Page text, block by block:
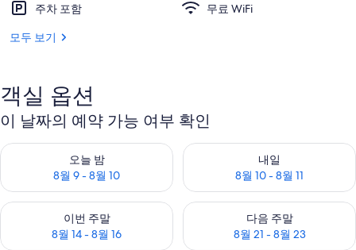
주차 포함
무료 WiFi
모두 보기
객실 옵션
이 날짜의 예약 가능 여부 확인
오늘 밤
8월 9 - 8월 10
오늘 밤 예약 가능 여부 확인, 8월 9 - 8월 10
내일
8월 10 - 8월 11
내일 예약 가능 여부 확인, 8월
이번 주말
8월 14 - 8월 16
이번 주말 예약 가능 여부 확인, 8월 14 - 8월 16
다음 주말
8월 21 - 8월 23
다음 주말 예약 가능 여부 확인